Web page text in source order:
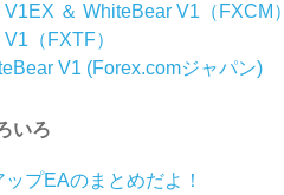
＆ WhiteBear V1（FXCM）
（FXTF）
V1 (Forex.comジャパン)
いろ
プEAのまとめだよ！